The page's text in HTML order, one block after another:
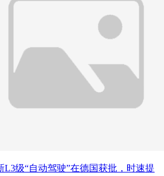
L3级“自动驾驶”在德国获批，时速提